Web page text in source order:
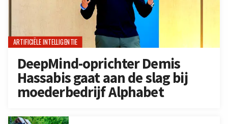
ARTIFICIËLE INTELLIGENTIE
DeepMind-oprichter Demis
Hassabis gaat aan de slag bij
moederbedrijf Alphabet